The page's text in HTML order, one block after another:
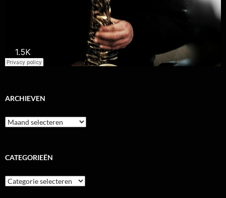
ARCHIEVEN
Archieven
CATEGORIEËN
Categorieën